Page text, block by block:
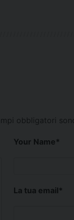
obbligatori
Your Name*
La tua email*